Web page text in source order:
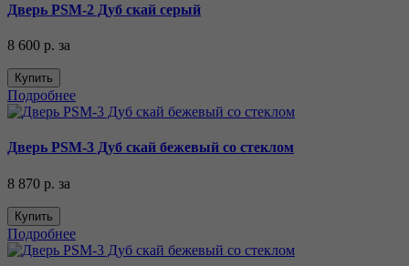
Дверь PSM-2 Дуб скай серый
8 600 р. за
Купить
Подробнее
Дверь PSM-3 Дуб скай бежевый со стеклом
8 870 р. за
Купить
Подробнее